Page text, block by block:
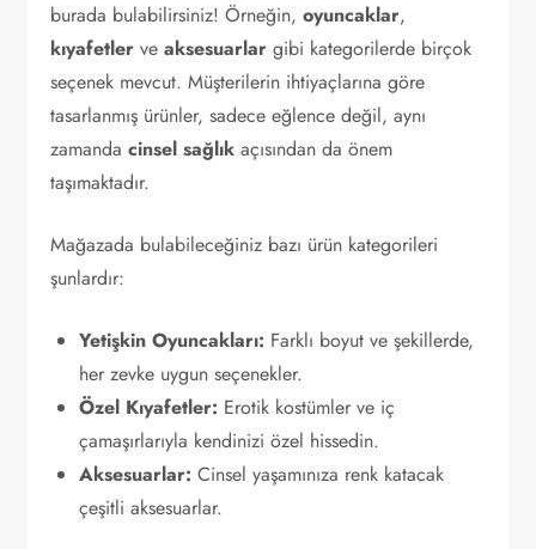
burada bulabilirsiniz! Örneğin,oyuncaklar,
kıyafetler veaksesuarlar gibi kategorilerde birçok
seçenek mevcut. Müşterilerin ihtiyaçlarına göre
tasarlanmış ürünler, sadece eğlence değil, aynı
zamandacinsel sağlık açısından da önem
taşımaktadır.
Mağazada bulabileceğiniz bazı ürün kategorileri
şunlardır:
Yetişkin Oyuncakları: Farklı boyut ve şekillerde,
her zevke uygun seçenekler.
Özel Kıyafetler: Erotik kostümler ve iç
çamaşırlarıyla kendinizi özel hissedin.
Aksesuarlar: Cinsel yaşamınıza renk katacak
çeşitli aksesuarlar.